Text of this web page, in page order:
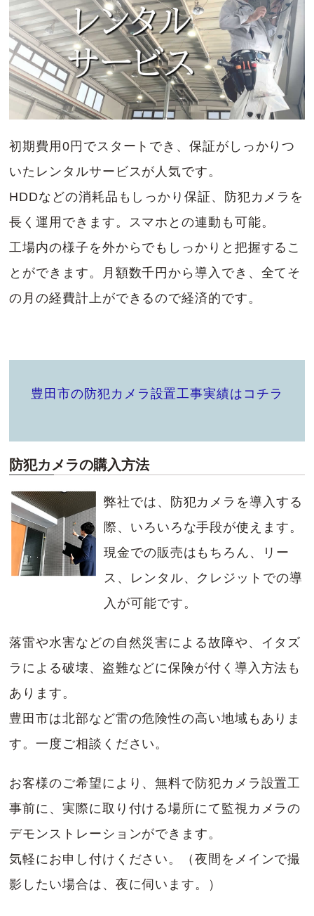
初期費用0円でスタートでき、保証がしっかりつ
いたレンタルサービスが人気です。
HDDなどの消耗品もしっかり保証、防犯カメラを
長く運用できます。スマホとの連動も可能。
工場内の様子を外からでもしっかりと把握するこ
とができます。月額数千円から導入でき、全てそ
の月の経費計上ができるので経済的です。
豊田市の防犯カメラ設置工事実績はコチラ
防犯カメラの購入方法
弊社では、防犯カメラを導入する
際、いろいろな手段が使えます。
現金での販売はもちろん、リー
ス、レンタル、クレジットでの導
入が可能です。
落雷や水害などの自然災害による故障や、イタズ
ラによる破壊、盗難などに保険が付く導入方法も
あります。
豊田市は北部など雷の危険性の高い地域もありま
す。一度ご相談ください。
お客様のご希望により、無料で防犯カメラ設置工
事前に、実際に取り付ける場所にて監視カメラの
デモンストレーションができます。
気軽にお申し付けください。（夜間をメインで撮
影したい場合は、夜に伺います。）